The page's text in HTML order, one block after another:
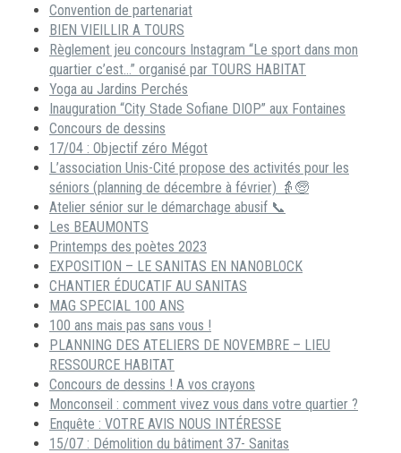
Convention de partenariat
BIEN VIEILLIR A TOURS
Règlement jeu concours Instagram “Le sport dans mon
quartier c’est…” organisé par TOURS HABITAT
Yoga au Jardins Perchés
Inauguration “City Stade Sofiane DIOP” aux Fontaines
Concours de dessins
17/04 : Objectif zéro Mégot
L’association Unis-Cité propose des activités pour les
séniors (planning de décembre à février) 👵🧓
Atelier sénior sur le démarchage abusif 📞
Les BEAUMONTS
Printemps des poètes 2023
EXPOSITION – LE SANITAS EN NANOBLOCK
CHANTIER ÉDUCATIF AU SANITAS
MAG SPECIAL 100 ANS
100 ans mais pas sans vous !
PLANNING DES ATELIERS DE NOVEMBRE – LIEU
RESSOURCE HABITAT
Concours de dessins ! A vos crayons
Monconseil : comment vivez vous dans votre quartier ?
Enquête : VOTRE AVIS NOUS INTÉRESSE
15/07 : Démolition du bâtiment 37- Sanitas